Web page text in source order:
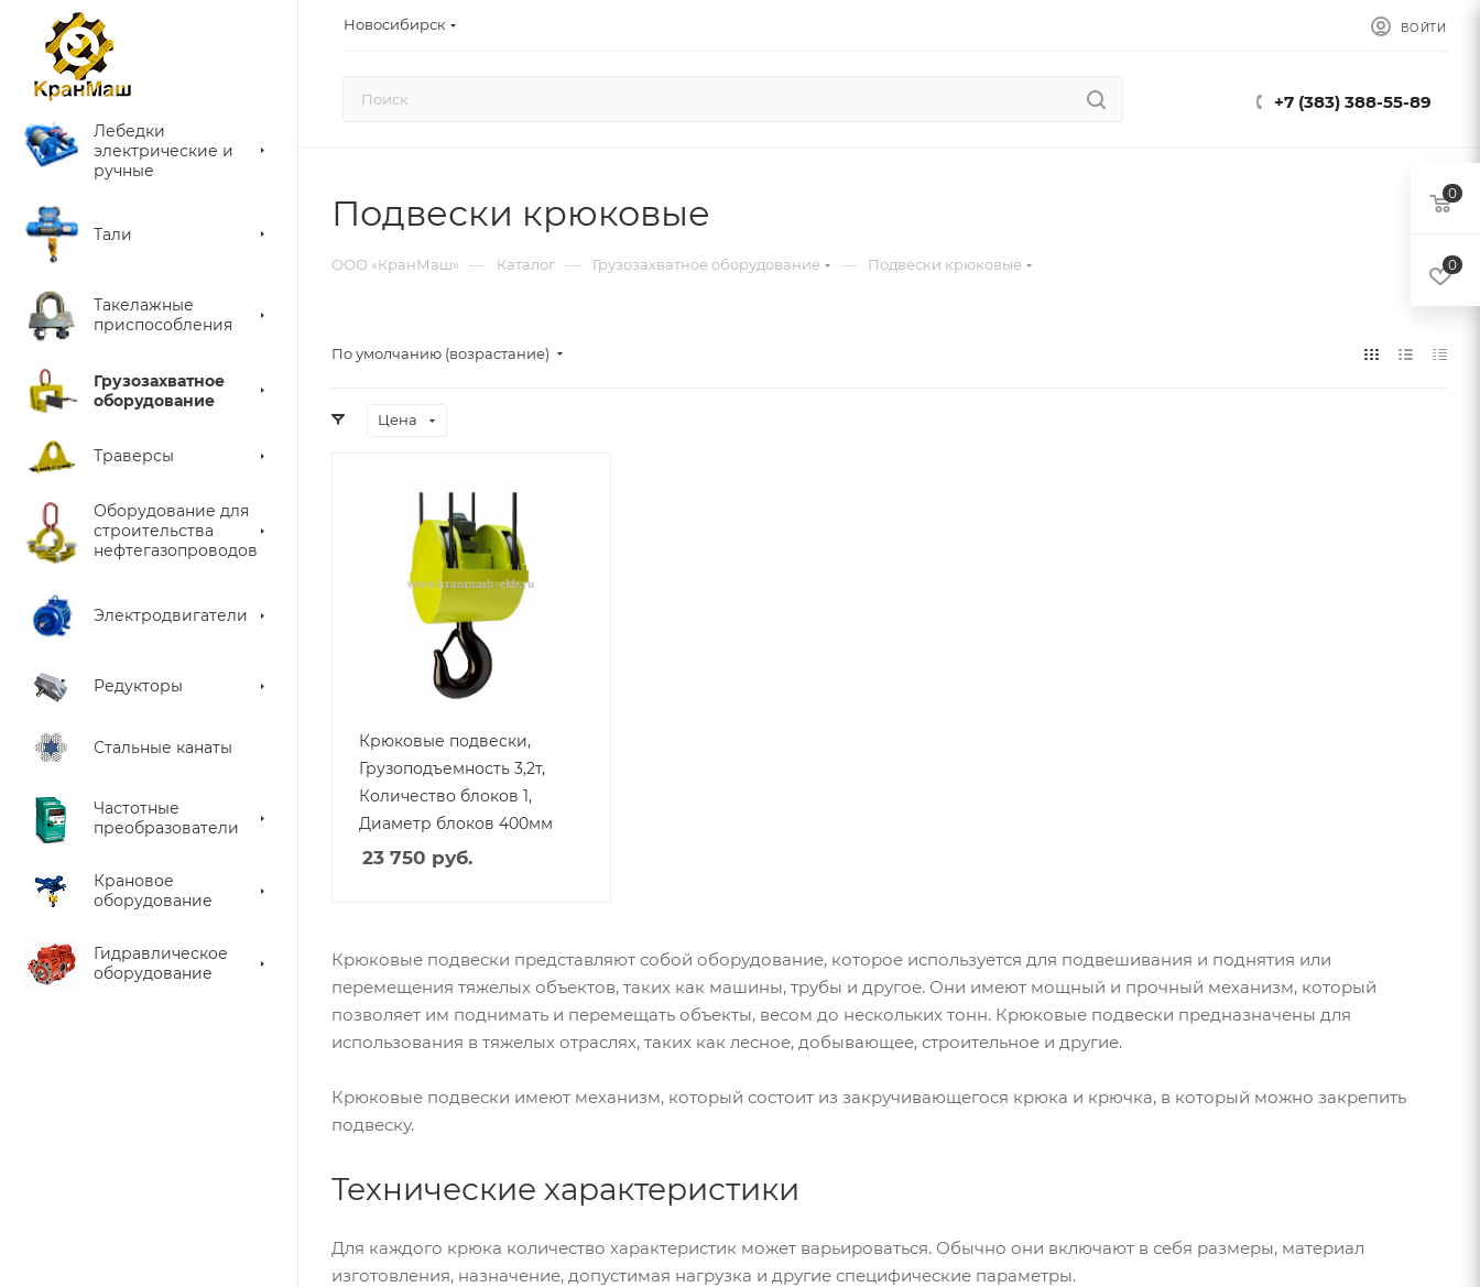
Новосибирск ВОЙТИ
+7 (383) 388-55-89
Лебедки
электрические и
ручные
Тали
Такелажные
приспособления
Грузозахватное
оборудование
Траверсы
Оборудование для
строительства
нефтегазопроводов
Электродвигатели
Редукторы
Стальные канаты
Частотные
преобразователи
Крановое
оборудование
Гидравлическое
оборудование
Подвески крюковые
ООО «КранМаш» — Каталог — Грузозахватное оборудование — Подвески крюковые
По умолчанию (возрастание)
Цена
Крюковые подвески,
Грузоподъемность 3,2т,
Количество блоков 1,
Диаметр блоков 400мм
23 750 руб.
Крюковые подвески представляют собой оборудование, которое используется для подвешивания и поднятия или
перемещения тяжелых объектов, таких как машины, трубы и другое. Они имеют мощный и прочный механизм, который
позволяет им поднимать и перемещать объекты, весом до нескольких тонн. Крюковые подвески предназначены для
использования в тяжелых отраслях, таких как лесное, добывающее, строительное и другие.
Крюковые подвески имеют механизм, который состоит из закручивающегося крюка и крючка, в который можно закрепить
подвеску.
Технические характеристики
Для каждого крюка количество характеристик может варьироваться. Обычно они включают в себя размеры, материал
изготовления, назначение, допустимая нагрузка и другие специфические параметры.
0
0